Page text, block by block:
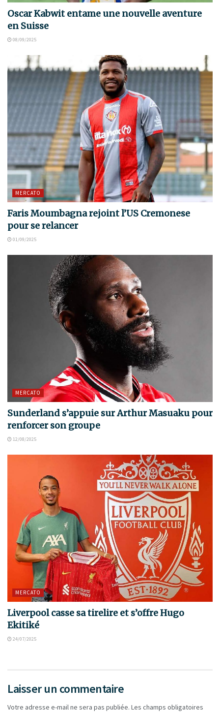
Oscar Kabwit entame une nouvelle aventure
en Suisse
08/09/2025
MERCATO
Faris Moumbagna rejoint l’US Cremonese
pour se relancer
01/09/2025
MERCATO
Sunderland s’appuie sur Arthur Masuaku pour
renforcer son groupe
12/08/2025
MERCATO
Liverpool casse sa tirelire et s’offre Hugo
Ekitiké
24/07/2025
Laisser un commentaire
Votre adresse e-mail ne sera pas publiée. Les champs obligatoires